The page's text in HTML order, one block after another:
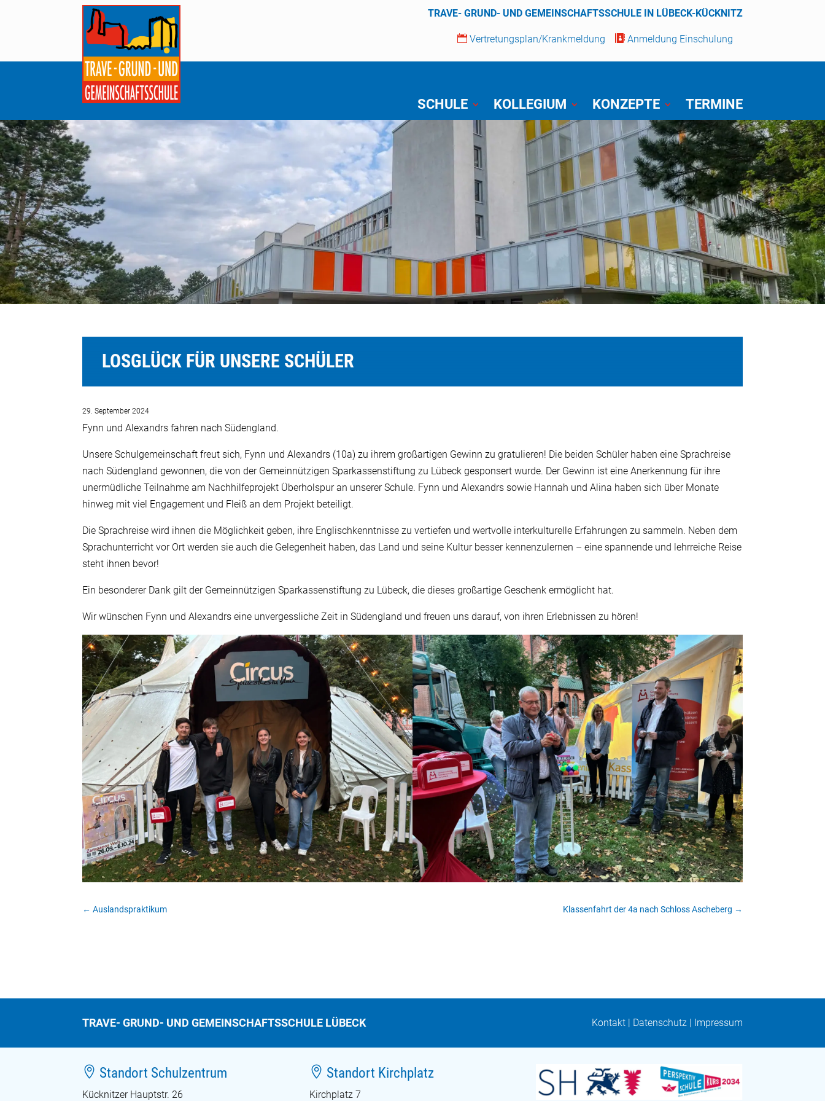
TRAVE- GRUND- UND GEMEINSCHAFTSSCHULE IN LÜBECK-KÜCKNITZ
Anmeldung Einschulung
Vertretungsplan/Krankmeldung
SCHULE KOLLEGIUM KONZEPTE TERMINE
LOSGLÜCK FÜR UNSERE SCHÜLER
29. September 2024
Fynn und Alexandrs fahren nach Südengland.
Unsere Schulgemeinschaft freut sich, Fynn und Alexandrs (10a) zu ihrem großartigen Gewinn zu gratulieren! Die beiden Schüler haben eine Sprachreise
nach Südengland gewonnen, die von der Gemeinnützigen Sparkassenstiftung zu Lübeck gesponsert wurde. Der Gewinn ist eine Anerkennung für ihre
unermüdliche Teilnahme am Nachhilfeprojekt Überholspur an unserer Schule. Fynn und Alexandrs sowie Hannah und Alina haben sich über Monate
hinweg mit viel Engagement und Fleiß an dem Projekt beteiligt.
Die Sprachreise wird ihnen die Möglichkeit geben, ihre Englischkenntnisse zu vertiefen und wertvolle interkulturelle Erfahrungen zu sammeln. Neben dem
Sprachunterricht vor Ort werden sie auch die Gelegenheit haben, das Land und seine Kultur besser kennenzulernen – eine spannende und lehrreiche Reise
steht ihnen bevor!
Ein besonderer Dank gilt der Gemeinnützigen Sparkassenstiftung zu Lübeck, die dieses großartige Geschenk ermöglicht hat.
Wir wünschen Fynn und Alexandrs eine unvergessliche Zeit in Südengland und freuen uns darauf, von ihren Erlebnissen zu hören!
←Auslandspraktikum Klassenfahrt der 4a nach Schloss Ascheberg →
TRAVE- GRUND- UND GEMEINSCHAFTSSCHULE LÜBECK Kontakt| Datenschutz| Impressum
 Standort Schulzentrum
Kücknitzer Hauptstr. 26
 Standort Kirchplatz
Kirchplatz 7